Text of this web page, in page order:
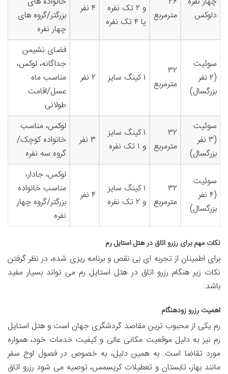
دلوکس
مترمربع
و ۲ تک نفره
یا ۴ تک نفره
۴ نفر
بزرگتر/گروه های
چهار نفره
سوئیت
(۲ نفر
بزرگسال)
۳۲
مترمربع
۱ کینگ سایز ۲ نفر
فضای نشیمن
جداگانه، لوکس،
مناسب ماه
عسل/اقامت
طولانی
سوئیت
(۳ نفر
بزرگسال)
۳۲
مترمربع
۱ کینگ سایز
و ۱ تک نفره
۳ نفر
لوکس، مناسب
خانواده کوچک/
گروه سه نفره
سوئیت
(۴ نفر
بزرگسال)
۳۲
مترمربع
۱ کینگ سایز
و ۲ تک نفره
۴ نفر
لوکس، جادار،
مناسب خانواده
بزرگتر/گروه چهار
نفره
نکات مهم برای رزرو اتاق در هتل استایل رم
برای اطمینان از تجربه ای بی نقص و برنامه ریزی شده، در نظر گرفتن
نکات زیر هنگام رزرو اتاق در هتل استایل رم می تواند بسیار مفید
باشد:
اهمیت رزرو زودهنگام
رم یکی از محبوب ترین مقاصد گردشگری جهان است و هتل استایل
رم نیز به دلیل موقعیت مکانی عالی و کیفیت خدمات خود، همواره
مورد تقاضا است. به همین دلیل، به خصوص در فصول اوج سفر
مانند بهار، تابستان و تعطیلات کریسمس، توصیه می شود رزرو اتاق